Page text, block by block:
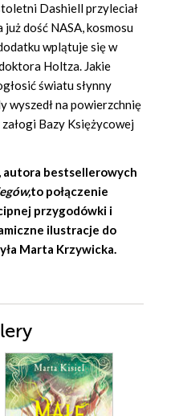
Dashiell przyleciał
dość NASA, kosmosu
wplątuje się w
Holtza. Jakie
światu słynny
wyszedł na powierzchnię
Bazy Księżycowej
autora bestsellerowych
to połączenie
przygodówki i
ilustracje do
Marta Krzywicka.